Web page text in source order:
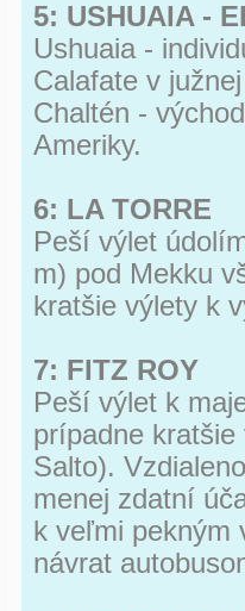
5: USHUAIA -
Ushuaia -
Calafate v
Chaltén -
Ameriky.
6: LA TORRE
Peší výlet
m) pod Mekku
kratšie výlety k
7: FITZ ROY
Peší výlet k
prípadne
Salto).
menej zdatní
k veľmi pekným
návrat